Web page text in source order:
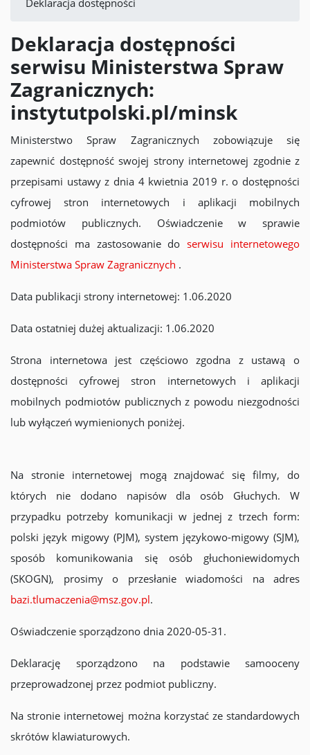
Deklaracja dostępności
Deklaracja dostępności
serwisu Ministerstwa Spraw
Zagranicznych:
instytutpolski.pl/minsk
Ministerstwo Spraw Zagranicznych zobowiązuje się
zapewnić dostępność swojej strony internetowej zgodnie z
przepisami ustawy z dnia 4 kwietnia 2019 r. o dostępności
cyfrowej stron internetowych i aplikacji mobilnych
podmiotów publicznych. Oświadczenie w sprawie
dostępności ma zastosowanie doserwisu internetowego
Ministerstwa Spraw Zagranicznych .
Data publikacji strony internetowej: 1.06.2020
Data ostatniej dużej aktualizacji: 1.06.2020
Strona internetowa jest częściowo zgodna z ustawą o
dostępności cyfrowej stron internetowych i aplikacji
mobilnych podmiotów publicznych z powodu niezgodności
lub wyłączeń wymienionych poniżej.
Na stronie internetowej mogą znajdować się filmy, do
których nie dodano napisów dla osób Głuchych. W
przypadku potrzeby komunikacji w jednej z trzech form:
polski język migowy (PJM), system językowo-migowy (SJM),
sposób komunikowania się osób głuchoniewidomych
(SKOGN), prosimy o przesłanie wiadomości na adres
bazi.tlumaczenia@msz.gov.pl.
Oświadczenie sporządzono dnia 2020-05-31.
Deklarację sporządzono na podstawie samooceny
przeprowadzonej przez podmiot publiczny.
Na stronie internetowej można korzystać ze standardowych
skrótów klawiaturowych.